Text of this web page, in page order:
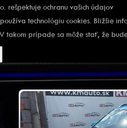
rešpektuje ochranu vašich údajov
technológiu cookies. Bližšie
takom prípade sa môže stať, že